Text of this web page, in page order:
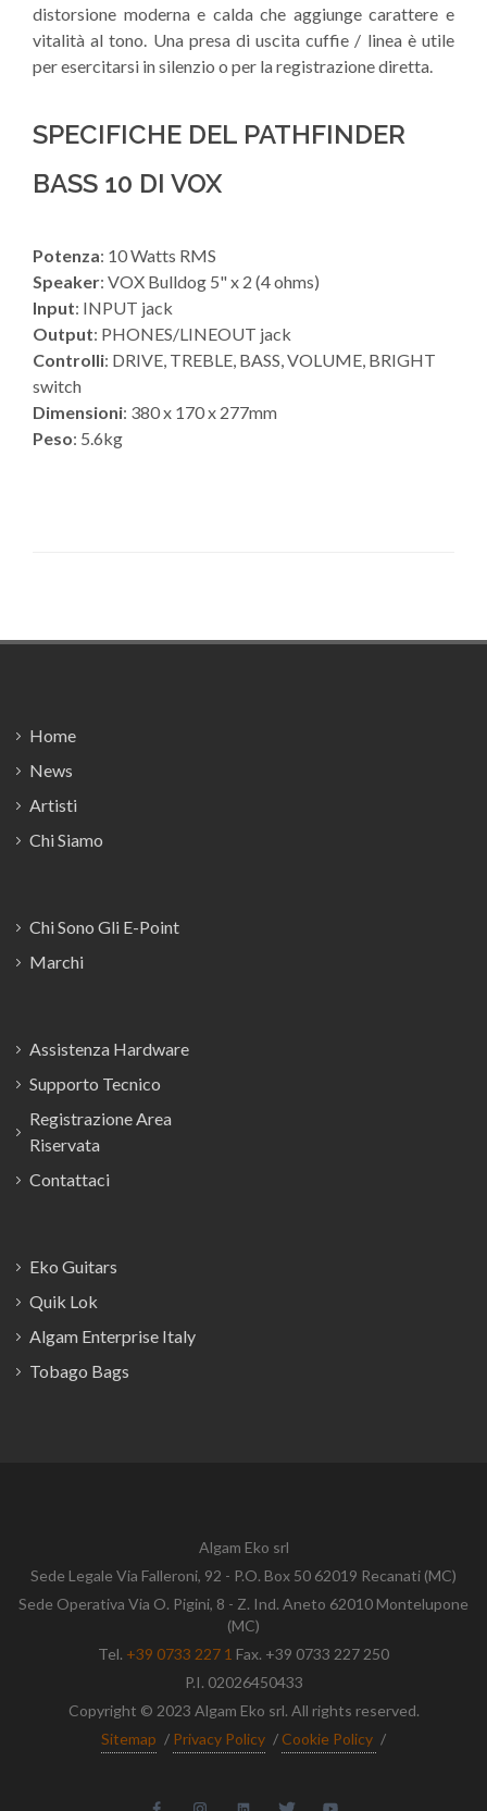
distorsione moderna e calda che aggiunge carattere e
vitalità al tono. Una presa di uscita cuffie / linea è utile
per esercitarsi in silenzio o per la registrazione diretta.
SPECIFICHE DEL PATHFINDER
BASS 10 DI VOX
Potenza: 10 Watts RMS
Speaker: VOX Bulldog 5" x 2 (4 ohms)
Input: INPUT jack
Output: PHONES/LINEOUT jack
Controlli: DRIVE, TREBLE, BASS, VOLUME, BRIGHT
switch
Dimensioni: 380 x 170 x 277mm
Peso: 5.6kg
Home
News
Artisti
Chi Siamo
Chi Sono Gli E-Point
Marchi
Assistenza Hardware
Supporto Tecnico
Registrazione Area
Riservata
Contattaci
Eko Guitars
Quik Lok
Algam Enterprise Italy
Tobago Bags
Algam Eko srl
Sede Legale Via Falleroni, 92 - P.O. Box 50 62019 Recanati (MC)
Sede Operativa Via O. Pigini, 8 - Z. Ind. Aneto 62010 Montelupone
(MC)
Tel. +39 0733 227 1 Fax. +39 0733 227 250
P.I. 02026450433
Copyright © 2023 Algam Eko srl. All rights reserved.
Sitemap / Privacy Policy / Cookie Policy /